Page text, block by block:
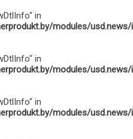
in
modules/usd.news/
in
modules/usd.news/
in
modules/usd.news/